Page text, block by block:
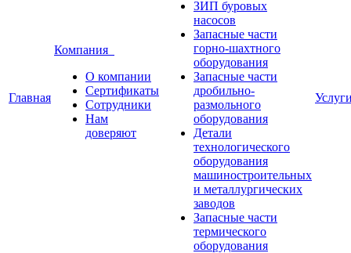
Главная
Компания
О компании
Сертификаты
Сотрудники
Нам
доверяют
ЗИП буровых
насосов
Запасные части
горно-шахтного
оборудования
Запасные части
дробильно-
размольного
оборудования
Детали
технологического
оборудования
машиностроительных
и металлургических
заводов
Запасные части
термического
оборудования